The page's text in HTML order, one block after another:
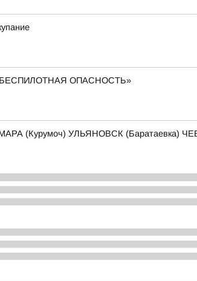
«БЕСПИЛОТНАЯ ОПАСНОСТЬ»
(Курумоч) УЛЬЯНОВСК (Баратаевка)